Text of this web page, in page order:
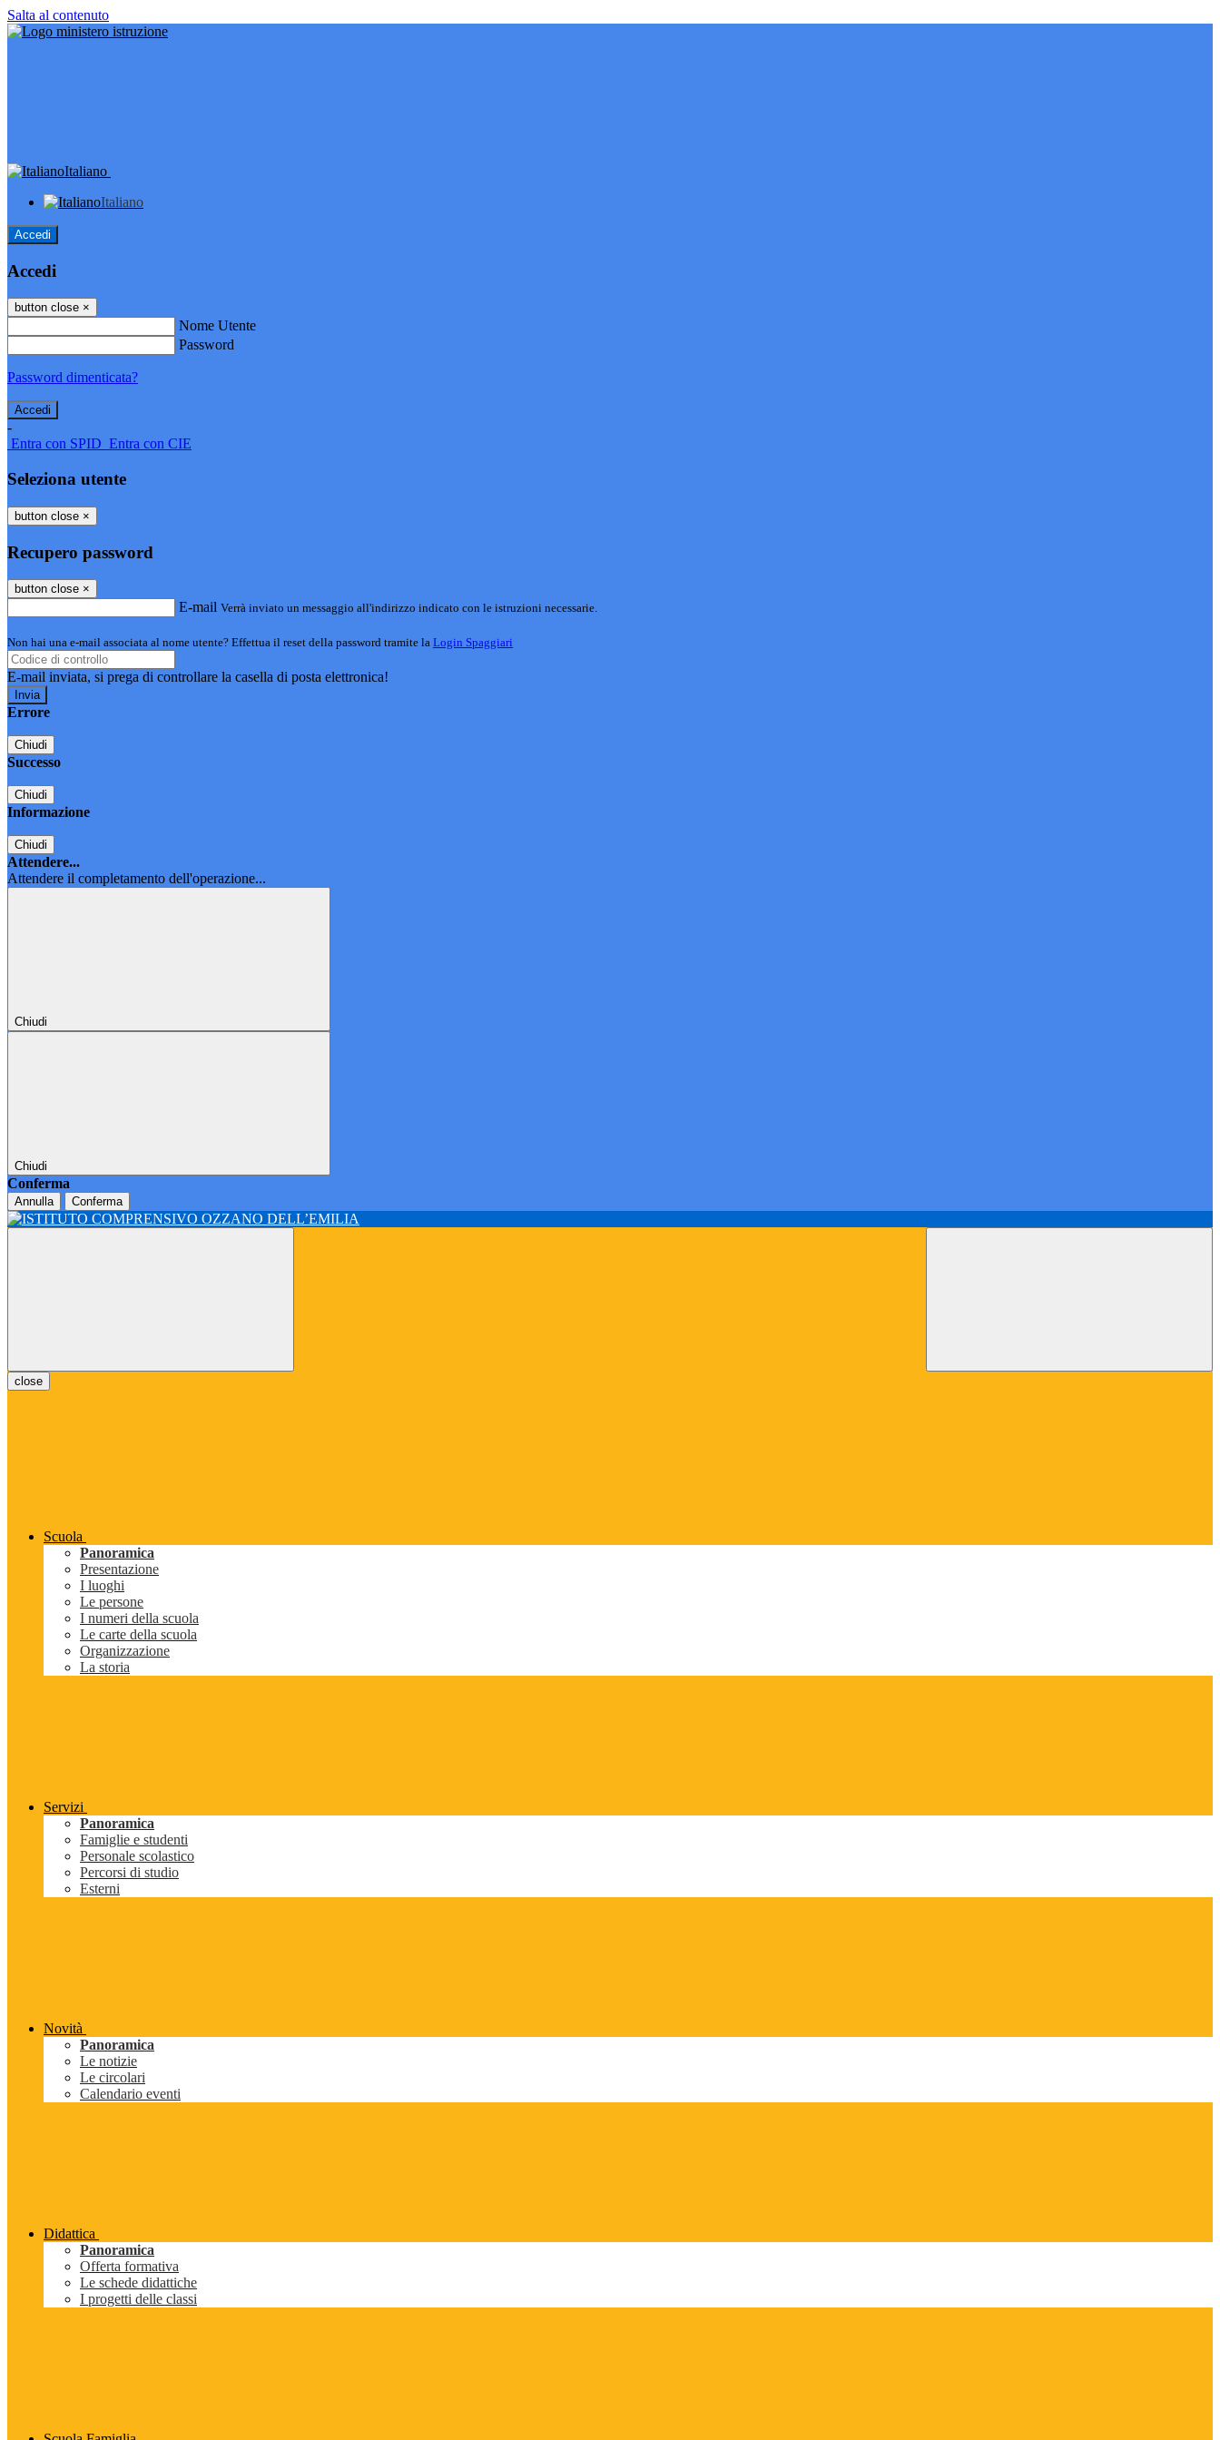
Salta al contenuto
Italiano
Italiano
Accedi
Accedi
button close ×
Nome Utente
Password
Password dimenticata?
-
Entra con SPID Entra con CIE
Seleziona utente
button close ×
Recupero password
button close ×
E-mail Verrà inviato un messaggio all'indirizzo indicato con le istruzioni necessarie.
Non hai una e-mail associata al nome utente? Effettua il reset della password tramite la Login Spaggiari
E-mail inviata, si prega di controllare la casella di posta elettronica!
Errore
Chiudi
Successo
Chiudi
Informazione
Chiudi
Attendere...
Attendere il completamento dell'operazione...
Chiudi
Chiudi
Conferma
Annulla Conferma
close
Scuola
Panoramica
Presentazione
I luoghi
Le persone
I numeri della scuola
Le carte della scuola
Organizzazione
La storia
Servizi
Panoramica
Famiglie e studenti
Personale scolastico
Percorsi di studio
Esterni
Novità
Panoramica
Le notizie
Le circolari
Calendario eventi
Didattica
Panoramica
Offerta formativa
Le schede didattiche
I progetti delle classi